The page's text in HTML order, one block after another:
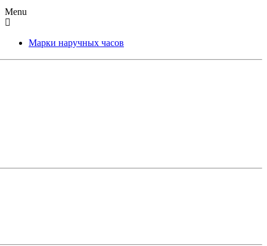
Menu
Марки наручных часов